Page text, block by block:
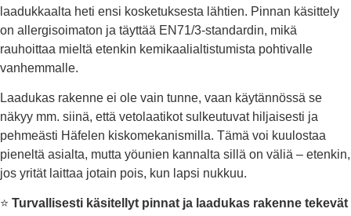
laadukkaalta heti ensi kosketuksesta lähtien. Pinnan käsittely
on allergisoimaton ja täyttää EN71/3-standardin, mikä
rauhoittaa mieltä etenkin kemikaalialtistumista pohtivalle
vanhemmalle.
Laadukas rakenne ei ole vain tunne, vaan käytännössä se
näkyy mm. siinä, että vetolaatikot sulkeutuvat hiljaisesti ja
pehmeästi Häfelen kiskomekanismilla. Tämä voi kuulostaa
pieneltä asialta, mutta yöunien kannalta sillä on väliä – etenkin,
jos yrität laittaa jotain pois, kun lapsi nukkuu.
⭐ Turvallisesti käsitellyt pinnat ja laadukas rakenne tekevät